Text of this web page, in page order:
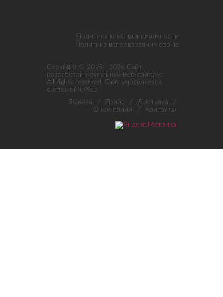
Политика конфиденциальности
Политика использования cookie
Copyright © 2015 - 2026 Сайт
разработан компанией Веб-сайт.рус
All rights reserved. Сайт управляется
системой uWeb
Главная
/ Прайс / Доставка
/
О компании
/ Контакты